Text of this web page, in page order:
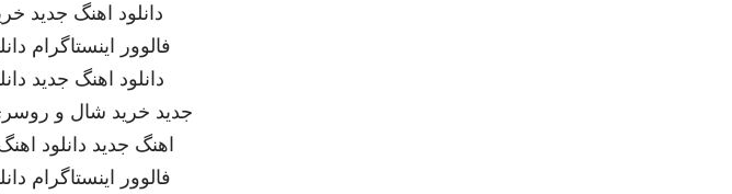
دانلود اهنگ جدید
فالوور اینستاگرام
دانلود اهنگ جدید
جدید خرید شال و
اهنگ جدید دانلود
فالوور اینستاگرام